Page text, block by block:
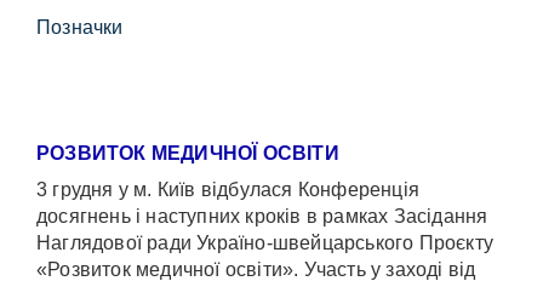
Позначки
РОЗВИТОК МЕДИЧНОЇ ОСВІТИ
3 грудня у м. Київ відбулася Конференція
досягнень і наступних кроків в рамках Засідання
Наглядової ради Україно-швейцарського Проєкту
«Розвиток медичної освіти». Участь у заході від